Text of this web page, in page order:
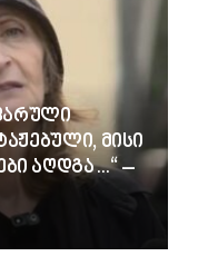
მისი
აღდგა…“ –